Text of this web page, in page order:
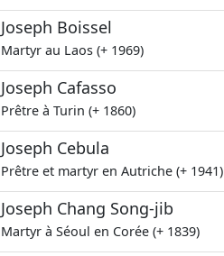
Joseph Boissel
Martyr au Laos (+ 1969)
Joseph Cafasso
Prêtre à Turin (+ 1860)
Joseph Cebula
Prêtre et martyr en Autriche (+ 1941)
Joseph Chang Song-jib
Martyr à Séoul en Corée (+ 1839)